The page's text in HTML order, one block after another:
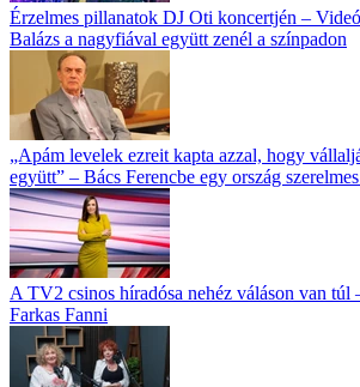
Érzelmes pillanatok DJ Oti koncertjén –
Balázs a nagyfiával együtt zenél a színpadon
„Apám levelek ezreit kapta azzal, hogy
együtt” – Bács Ferencbe egy ország
A TV2 csinos híradósa nehéz váláson van túl
Farkas Fanni